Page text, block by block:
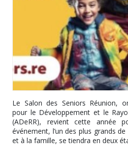
Le Salon des Seniors Réunion,
pour le Développement et le
(ADeRR), revient cette année
événement, l’un des plus grands
et à la famille, se tiendra en deux